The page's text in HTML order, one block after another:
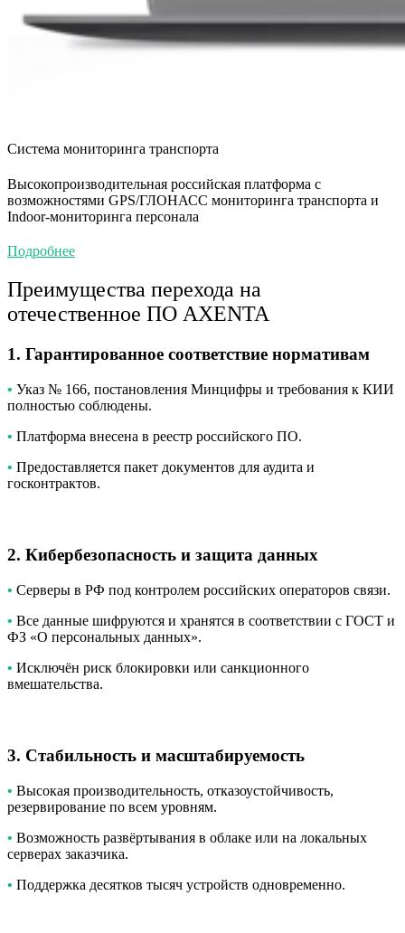
Система мониторинга транспорта
Высокопроизводительная российская платформа с
возможностями GPS/ГЛОНАСС мониторинга транспорта и
Indoor-мониторинга персонала
Подробнее
Преимущества перехода на
отечественное ПО AXENTA
1. Гарантированное соответствие нормативам
• Указ № 166, постановления Минцифры и требования к КИИ
полностью соблюдены.
• Платформа внесена в реестр российского ПО.
• Предоставляется пакет документов для аудита и
госконтрактов.
2. Кибербезопасность и защита данных
• Серверы в РФ под контролем российских операторов связи.
• Все данные шифруются и хранятся в соответствии с ГОСТ и
ФЗ «О персональных данных».
• Исключён риск блокировки или санкционного
вмешательства.
3. Стабильность и масштабируемость
• Высокая производительность, отказоустойчивость,
резервирование по всем уровням.
• Возможность развёртывания в облаке или на локальных
серверах заказчика.
• Поддержка десятков тысяч устройств одновременно.